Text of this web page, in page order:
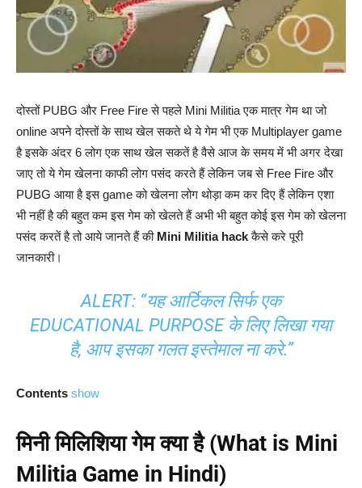
दोस्तों PUBG और Free Fire से पहले Mini Militia एक मात्र गेम था जो
online अपने दोस्तों के साथ खेल सकते थे ये गेम भी एक Multiplayer game
है इसके अंदर 6 लोग एक साथ खेल सकतें है वैसे आज के समय में भी अगर देखा
जाए तो ये गेम खेलना काफी लोग पसंद करते हैं लेकिन जब से Free Fire और
PUBG आया है इस game को खेलना लोग थोड़ा कम कर दिए हैं लेकिन एशा
भी नहीं है की बहुत कम इस गेम को खेलते हैं अभी भी बहुत कोई इस गेम को खेलना
पसंद करतें है तो आये जानते हैं की Mini Militia hackकैसे करे पूरी
जानकारी।
ALERT: “यह आर्टिकल सिर्फ एक
EDUCATIONAL PURPOSE के लिए लिखा गया
है, आप इसका गलत इस्तेमाल ना करे.”
Contents show
मिनी मिलिशिया गेम क्या है (What is Mini
Militia Game in Hindi)